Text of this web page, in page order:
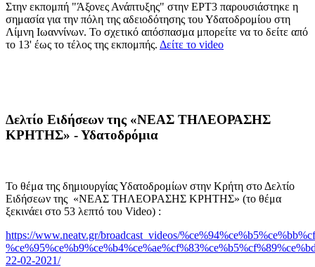
Στην εκπομπή "Άξονες Ανάπτυξης" στην ΕΡΤ3 παρουσιάστηκε η
σημασία για την πόλη της αδειοδότησης του Υδατοδρομίου στη
Λίμνη Ιωαννίνων. Το σχετικό απόσπασμα μπορείτε να το δείτε από
το 13' έως το τέλος της εκπομπής. Δείτε το video
Δελτίο Ειδήσεων της «ΝΕΑΣ ΤΗΛΕΟΡΑΣΗΣ
ΚΡΗΤΗΣ» - Υδατοδρόμια
Το θέμα της δημιουργίας Υδατοδρομίων στην Κρήτη στο Δελτίο
Ειδήσεων της «ΝΕΑΣ ΤΗΛΕΟΡΑΣΗΣ ΚΡΗΤΗΣ» (το θέμα
ξεκινάει στο 53 λεπτό του Video) :
https://www.neatv.gr/broadcast_videos/
22-02-2021/